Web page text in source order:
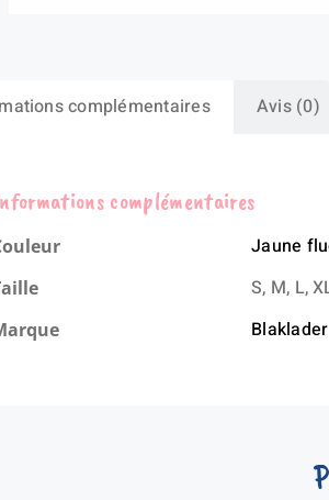
complémentaires Avis (0)
complémentaires
Jaune
S, M, L,
Blaklader